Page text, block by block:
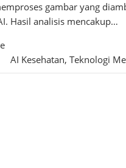
gambar yang
Hasil analisis mencakup…
AI Kesehatan, Teknologi